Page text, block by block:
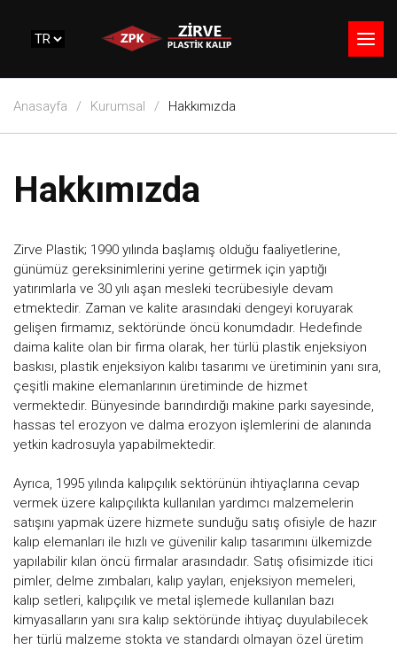
Anasayfa Kurumsal Hakkımızda
Hakkımızda
Zirve Plastik; 1990 yılında başlamış olduğu faaliyetlerine,
günümüz gereksinimlerini yerine getirmek için yaptığı
yatırımlarla ve 30 yılı aşan mesleki tecrübesiyle devam
etmektedir. Zaman ve kalite arasındaki dengeyi koruyarak
gelişen firmamız, sektöründe öncü konumdadır. Hedefinde
daima kalite olan bir firma olarak, her türlü plastik enjeksiyon
baskısı, plastik enjeksiyon kalıbı tasarımı ve üretiminin yanı sıra,
çeşitli makine elemanlarının üretiminde de hizmet
vermektedir. Bünyesinde barındırdığı makine parkı sayesinde,
hassas tel erozyon ve dalma erozyon işlemlerini de alanında
yetkin kadrosuyla yapabilmektedir.
Ayrıca, 1995 yılında kalıpçılık sektörünün ihtiyaçlarına cevap
vermek üzere kalıpçılıkta kullanılan yardımcı malzemelerin
satışını yapmak üzere hizmete sunduğu satış ofisiyle de hazır
kalıp elemanları ile hızlı ve güvenilir kalıp tasarımını ülkemizde
yapılabilir kılan öncü firmalar arasındadır. Satış ofisimizde itici
pimler, delme zımbaları, kalıp yayları, enjeksiyon memeleri,
kalıp setleri, kalıpçılık ve metal işlemede kullanılan bazı
kimyasalların yanı sıra kalıp sektöründe ihtiyaç duyulabilecek
her türlü malzeme stokta ve standardı olmayan özel üretim